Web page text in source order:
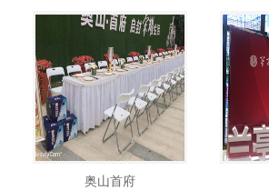
奥山首府